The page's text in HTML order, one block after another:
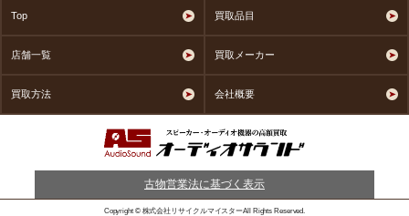
Top 買取品目
店舗一覧 買取メーカー
買取方法 会社概要
古物営業法に基づく表示
Copyright © 株式会社リサイクルマイスターAll Rights Reserved.